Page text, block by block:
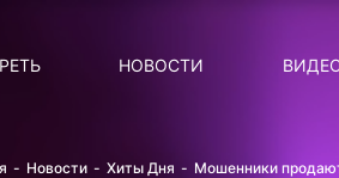
НОВОСТИ
Новости Хиты Дня Мошенники